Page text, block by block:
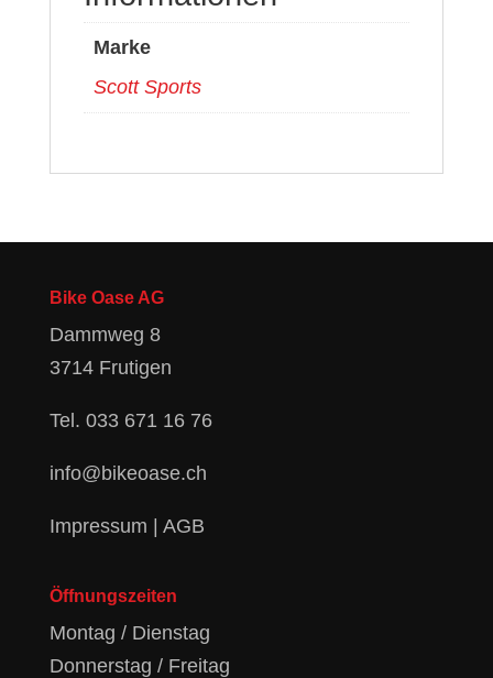
Marke
Scott Sports
Bike Oase AG
Dammweg 8
3714 Frutigen
Tel. 033 671 16 76
info@bikeoase.ch
Impressum | AGB
Öffnungszeiten
Montag / Dienstag
Donnerstag / Freitag